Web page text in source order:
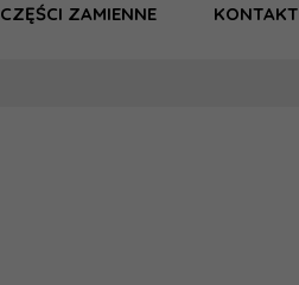
CZĘŚCI ZAMIENNE KONTAKT